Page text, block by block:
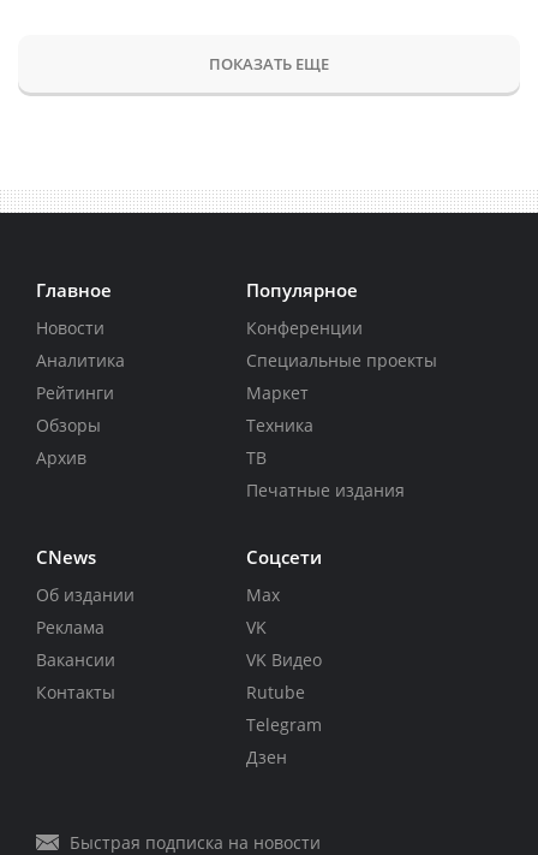
ПОКАЗАТЬ ЕЩЕ
Главное
Новости
Аналитика
Рейтинги
Обзоры
Архив
Популярное
Конференции
Специальные проекты
Маркет
Техника
ТВ
Печатные издания
CNews
Об издании
Реклама
Вакансии
Контакты
Соцсети
Max
VK
VK Видео
Rutube
Telegram
Дзен
Быстрая подписка на новости